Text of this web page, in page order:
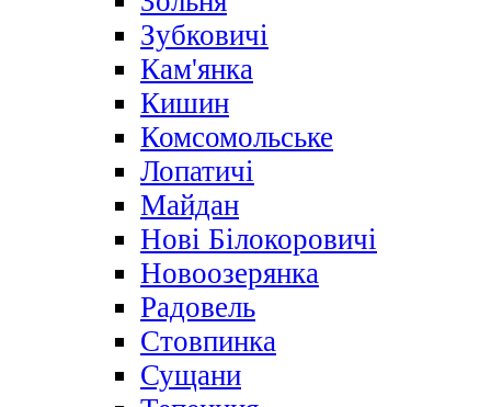
Зубковичі
Кам'янка
Кишин
Комсомольське
Лопатичі
Майдан
Нові Білокоровичі
Новоозерянка
Радовель
Стовпинка
Сущани